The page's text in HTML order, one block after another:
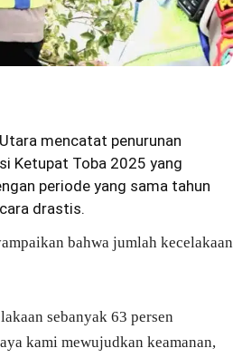
mencatat penurunan
Ketupat Toba 2025 yang
periode yang sama tahun
drastis.
bahwa jumlah kecelakaan
sebanyak 63 persen
kami mewujudkan keamanan,